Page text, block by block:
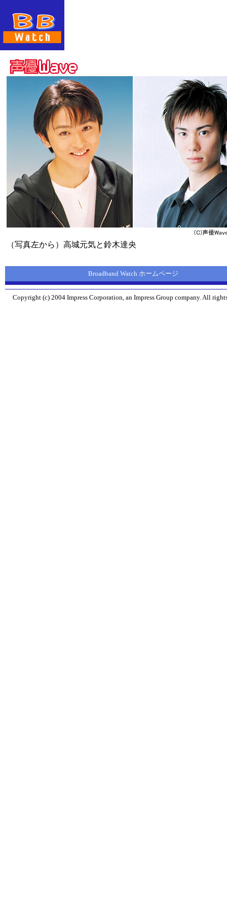
（写真左から）高城元気と鈴木達央
Broadband Watch ホームページ
Copyright (c) 2004 Impress Corporation, an Impress Group company. All